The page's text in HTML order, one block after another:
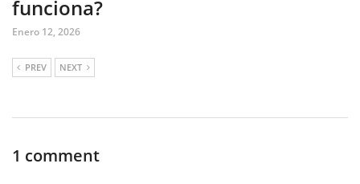
funciona?
Enero 12, 2026
PREV NEXT
1 comment